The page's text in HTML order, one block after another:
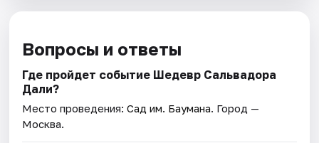
Вопросы и ответы
Где пройдет событие Шедевр Сальвадора
Дали?
Место проведения:Сад им. Баумана. Город —
Москва.